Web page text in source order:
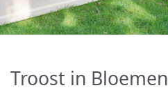
Troost in Bloemen